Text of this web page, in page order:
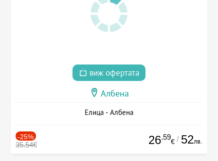
виж офертата
Албена
Елица - Албена
-25%
35.54€ 26.59
€ / 52лв.